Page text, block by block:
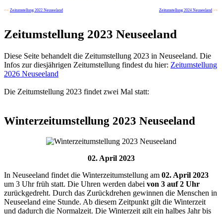
<< Zeitumstellung 2022 Neuseeland >>
Zeitumstellung 2024 Neuseeland
Zeitumstellung 2023 Neuseeland
Diese Seite behandelt die Zeitumstellung 2023 in Neuseeland. Die
Infos zur diesjährigen Zeitumstellung findest du hier: Zeitumstellung
2026 Neuseeland
Die Zeitumstellung 2023 findet zwei Mal statt:
Winterzeitumstellung 2023 Neuseeland
02. April 2023
In Neuseeland findet die Winterzeitumstellung am 02. April 2023
um 3 Uhr früh statt. Die Uhren werden dabei von 3 auf 2 Uhr
zurückgedreht. Durch das Zurückdrehen gewinnen die Menschen in
Neuseeland eine Stunde. Ab diesem Zeitpunkt gilt die Winterzeit
und dadurch die Normalzeit. Die Winterzeit gilt ein halbes Jahr bis